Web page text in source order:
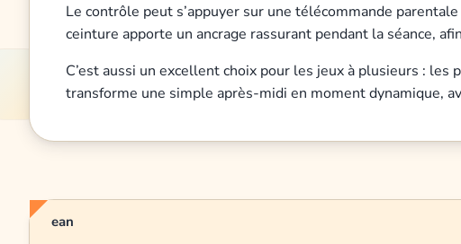
Le contrôle peut s’appuyer sur une télécommande
ceinture apporte un ancrage rassurant pendant la séance,
C’est aussi un excellent choix pour les jeux à plusieurs :
transforme une simple après-midi en moment dynamique,
ean